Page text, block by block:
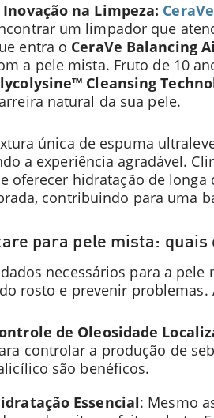
Inovação na Limpeza:
um limpador que
entra o CeraVe Balancing
a pele mista. Fruto de 10
Cleansing
natural da sua pele.
única de espuma
a experiência agradável.
oferecer hidratação de
contribuindo para uma
para pele mista:
necessários para a
rosto e prevenir
de Oleosidade
controlar a produção de
são benéficos.
Essencial: Mesmo